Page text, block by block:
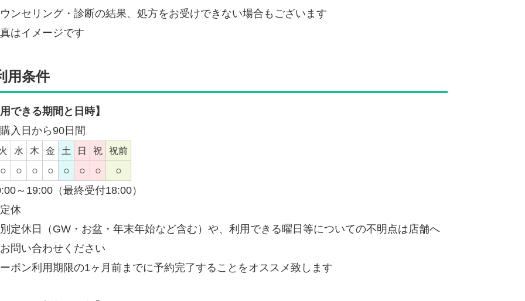
ンセリング・診断の結果、処方をお受けできない場合もございます
はイメージです
用条件
できる期間と日時】
入日から90日間
水 木 金 土 日 祝 祝前
○ ○ ○ ○ ○ ○ ○
○
～19:00（最終受付18:00）
休
定休日（GW・お盆・年末年始など含む）や、利用できる曜日等についての不明点は店舗へ
問い合わせください
ポン利用期限の1ヶ月前までに予約完了することをオススメ致します